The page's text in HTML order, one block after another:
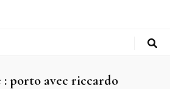
:porto avec riccardo